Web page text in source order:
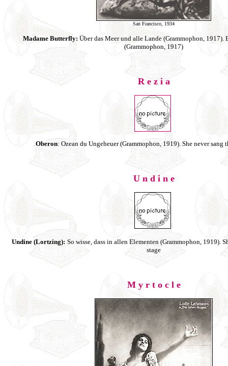
San Francisco, 1934
Madame Butterfly: Über das Meer und alle Lande (Grammophon, 1917).
(Grammophon, 1917)
R e z i a
Oberon: Ozean du Ungeheuer (Grammophon, 1919). She never sang
U n d i n e
Undine (Lortzing): So wisse, dass in allen Elementen (Grammophon, 1919).
stage
M y r t o c l e